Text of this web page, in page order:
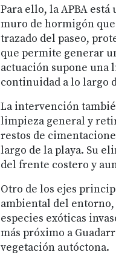
Para ello, la APBA
muro de hormigón
trazado del paseo,
que permite generar
actuación supone una
continuidad a lo largo
La intervención
limpieza general y
restos de
largo de la playa. Su
del frente costero y
Otro de los ejes
ambiental del
especies exóticas
más próximo a
vegetación autóctona.